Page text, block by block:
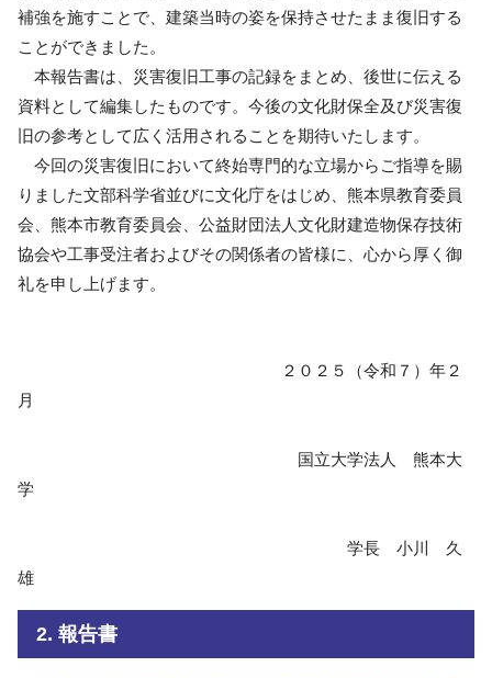
補強を施すことで、建築当時の姿を保持させたまま復旧する
ことができました。
本報告書は、災害復旧工事の記録をまとめ、後世に伝える
資料として編集したものです。今後の文化財保全及び災害復
旧の参考として広く活用されることを期待いたします。
今回の災害復旧において終始専門的な立場からご指導を賜
りました文部科学省並びに文化庁をはじめ、熊本県教育委員
会、熊本市教育委員会、公益財団法人文化財建造物保存技術
協会や工事受注者およびその関係者の皆様に、心から厚く御
礼を申し上げます。
２０２５（令和７）年２
月
国立大学法人 熊本大
学
学長 小川 久
雄
2. 報告書